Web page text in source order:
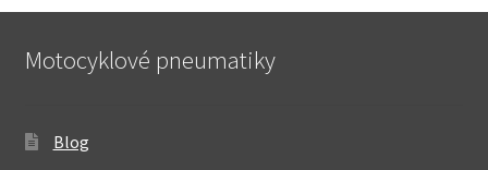
Motocyklové pneumatiky
Blog